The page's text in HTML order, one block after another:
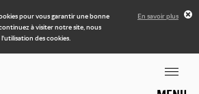
pour vous garantir une bonne
à visiter notre site, nous
des cookies.
En savoir plus